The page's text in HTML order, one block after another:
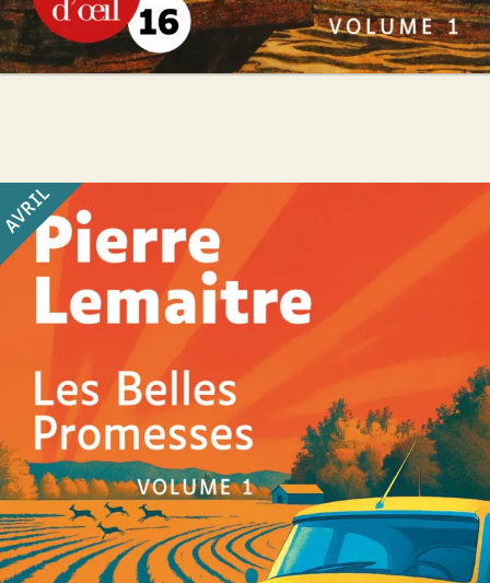
AVRIL
Les Belles Promesses
Pierre Lemaitre